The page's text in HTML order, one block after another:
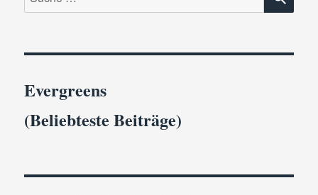
Band
nach:
Evergreens
(Beliebteste Beiträge)